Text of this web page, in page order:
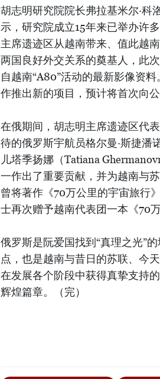
胡志明研究院院长弗拉基米尔·科
示，研究院成立15年来已举办许
主席遗迹区从越南带来、值此越
两国良好外交关系的奠基人，此
自越南“A80”活动的最新影像资
作推出新的项目，预计将首次向
在俄期间，胡志明主席遗迹区代
待的俄罗斯宇航员格尔曼·斯捷潘
儿塔季扬娜（Tatiana
一作出了重要贡献，并为越南与
曾将著作《70万公里的宇宙旅行
士再次赠予越南代表团一本《70
俄罗斯是阮爱国找到“真理之光”
点，也是越南与昔日的苏联、今
在发展各个阶段中获得真挚支持
辉煌篇章。（完）